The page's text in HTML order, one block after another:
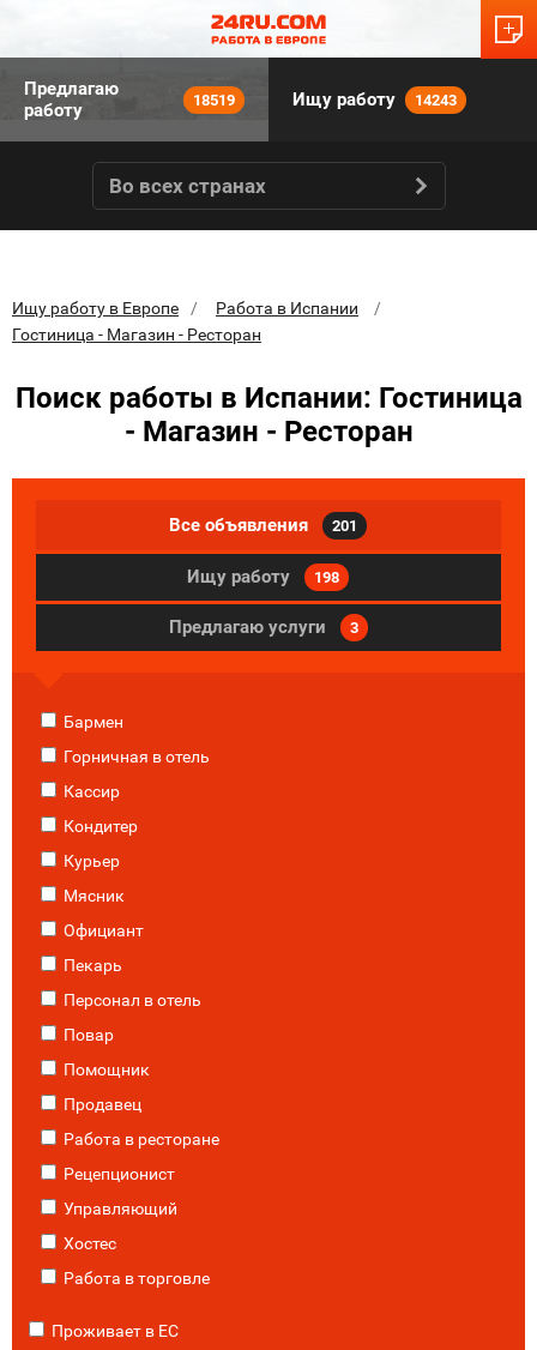
Предлагаю
работу
18519 Ищу работу 14243
Во всех странах
Ищу работу в Европе
Работа в Испании
Гостиница - Магазин - Ресторан
Поиск работы в Испании: Гостиница
- Магазин - Ресторан
Все объявления 201
Ищу работу 198
Предлагаю услуги 3
Бармен
Горничная в отель
Кассир
Кондитер
Курьер
Мясник
Официант
Пекарь
Персонал в отель
Повар
Помощник
Продавец
Работа в ресторане
Рецепционист
Управляющий
Хостес
Работа в торговле
Проживает в ЕС